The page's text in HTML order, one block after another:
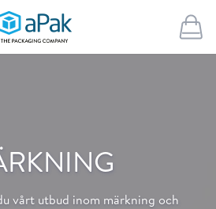
vårt utbud inom märkning och